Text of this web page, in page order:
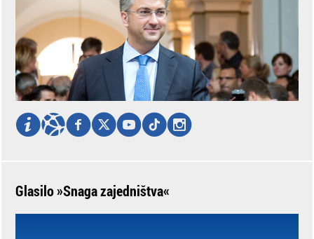
Glasilo »Snaga zajedništva«